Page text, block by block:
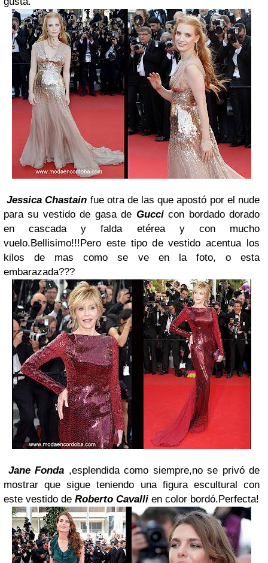
Jessica Chastain fue otra de las que apostó por el nude
para su vestido de gasa de Guccicon bordado dorado
en cascada y falda etérea y con mucho
vuelo.Bellisimo!!!Pero este tipo de vestido acentua los
kilos de mas como se ve en la foto, o esta
embarazada???
Jane Fonda ,esplendida como siempre,no se privó de
mostrar que sigue teniendo una figura escultural con
este vestido de Roberto Cavalli en color bordó.Perfecta!